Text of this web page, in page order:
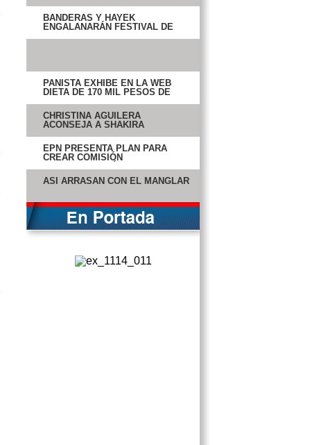
BANDERAS Y HAYEK
ENGALANARÁN FESTIVAL DE
PANISTA EXHIBE EN LA WEB
DIETA DE 170 MIL PESOS DE
CHRISTINA AGUILERA
ACONSEJA A SHAKIRA
EPN PRESENTA PLAN PARA
CREAR COMISIÓN
ASÍ ARRASAN CON EL MANGLAR
FIESTA DE PELUCHES